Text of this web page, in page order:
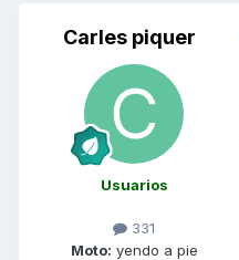
Carles piquer
Usuarios
331
Moto: yendo a pie